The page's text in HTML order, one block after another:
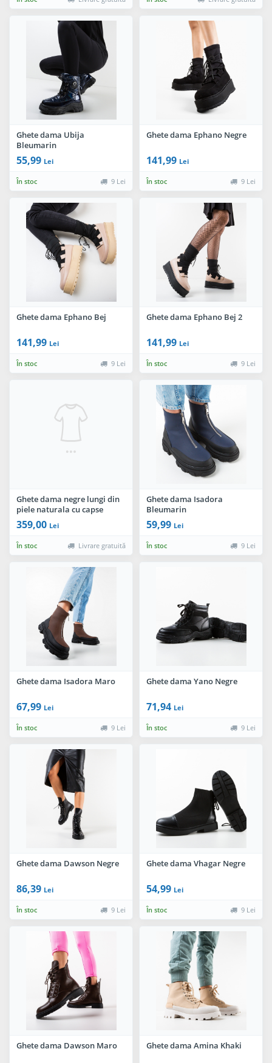
Ghete dama Ubija
Bleumarin
55,99 Lei
În stoc 9 Lei
Ghete dama Ephano Negre
141,99 Lei
În stoc 9 Lei
Ghete dama Ephano Bej
141,99 Lei
În stoc 9 Lei
Ghete dama Ephano Bej 2
141,99 Lei
În stoc 9 Lei
Ghete dama negre lungi din
piele naturala cu capse
decorative
359,00 Lei
În stoc Livrare gratuită
Ghete dama Isadora
Bleumarin
59,99 Lei
În stoc 9 Lei
Ghete dama Isadora Maro
67,99 Lei
În stoc 9 Lei
Ghete dama Yano Negre
71,94 Lei
În stoc 9 Lei
Ghete dama Dawson Negre
86,39 Lei
În stoc 9 Lei
Ghete dama Vhagar Negre
54,99 Lei
În stoc 9 Lei
Ghete dama Dawson Maro Ghete dama Amina Khaki